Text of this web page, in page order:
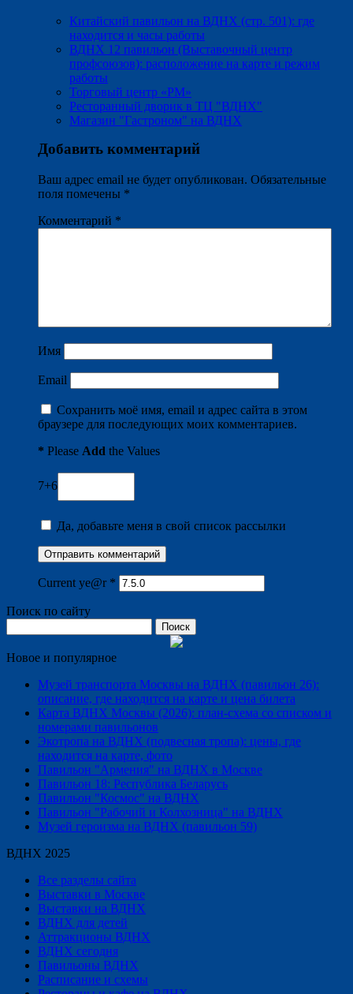
Китайский павильон на ВДНХ (стр. 501): где
находится и часы работы
ВДНХ 12 павильон (Выставочный центр
профсоюзов): расположение на карте и режим
работы
Торговый центр «РМ»
Ресторанный дворик в ТЦ "ВДНХ"
Магазин "Гастроном" на ВДНХ
Добавить комментарий
Ваш адрес email не будет опубликован. Обязательные
поля помечены *
Комментарий *
Имя
Email
Сохранить моё имя, email и адрес сайта в этом
браузере для последующих моих комментариев.
* Please Add the Values
7+6
Да, добавьте меня в свой список рассылки
Current ye@r *
Поиск по сайту
Новое и популярное
Музей транспорта Москвы на ВДНХ (павильон 26):
описание, где находится на карте и цена билета
Карта ВДНХ Москвы (2026): план-схема со списком и
номерами павильонов
Экотропа на ВДНХ (подвесная тропа): цены, где
находится на карте, фото
Павильон "Армения" на ВДНХ в Москве
Павильон 18: Республика Беларусь
Павильон "Космос" на ВДНХ
Павильон "Рабочий и Колхозница" на ВДНХ
Музей героизма на ВДНХ (павильон 59)
ВДНХ 2025
Все разделы сайта
Выставки в Москве
Выставки на ВДНХ
ВДНХ для детей
Аттракционы ВДНХ
ВДНХ сегодня
Павильоны ВДНХ
Расписание и схемы